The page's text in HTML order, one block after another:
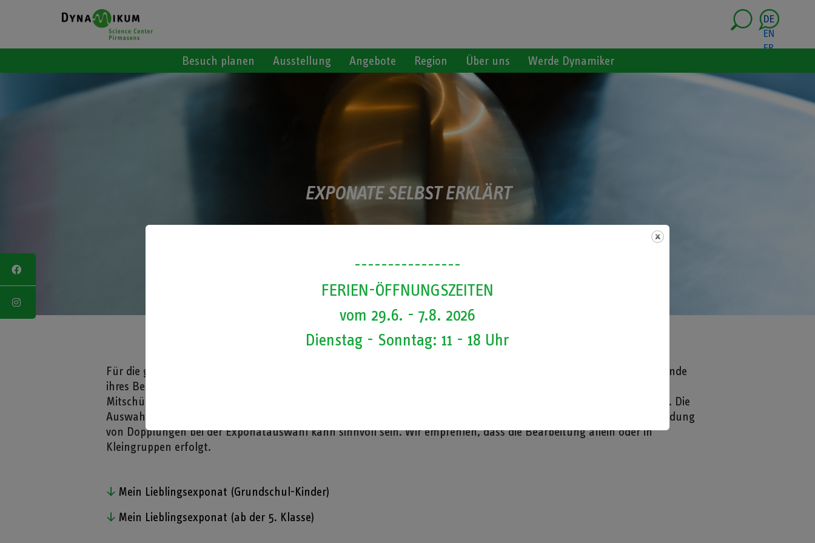
DE
EN
FR
Besuch planen Ausstellung Angebote Region Über uns Werde Dynamiker
EXPONATE SELBST ERKLÄRT
Für die gezielte Auseinandersetzung mit den Exponaten im Dynamikum hat es sich bewährt, dass die Schüler am Ende
ihres Besuchs ein Exponat intensiv erkunden und festhalten. Auf dieser Basis kann ein Exponat in der Schule den
Mitschülern vorgestellt werden. Jüngere Schüler zeichnen ihre Beobachtungen auf und beschreiben diese mündlich. Die
Auswahl der Exponate kann völlig frei erfolgen oder auf eine Etage oder einen Themenbereich begrenzt. Die Vermeidung
von Dopplungen bei der Exponatauswahl kann sinnvoll sein. Wir empfehlen, dass die Bearbeitung allein oder in
Kleingruppen erfolgt.
Mein Lieblingsexponat (Grundschul-Kinder)
Mein Lieblingsexponat (ab der 5. Klasse)
----------------
FERIEN-ÖFFNUNGSZEITEN
vom 29.6. - 7.8. 2026
Dienstag - Sonntag: 11 - 18 Uhr